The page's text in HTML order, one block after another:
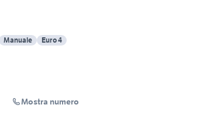
Manuale Euro 4
Mostra numero